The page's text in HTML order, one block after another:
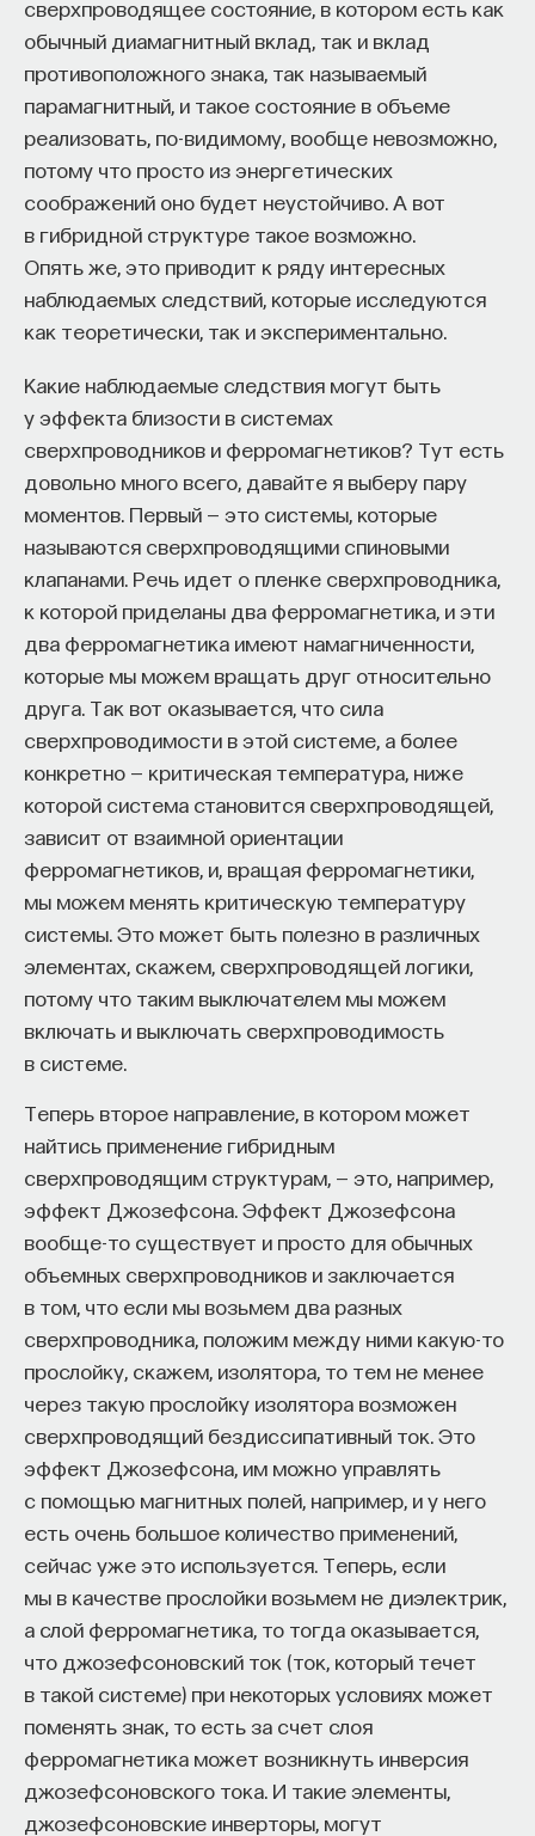
сверхпроводящее состояние, в котором есть как
обычный диамагнитный вклад, так и вклад
противоположного знака, так называемый
парамагнитный, и такое состояние в объеме
реализовать, по-видимому, вообще невозможно,
потому что просто из энергетических
соображений оно будет неустойчиво. А вот
в гибридной структуре такое возможно.
Опять же, это приводит к ряду интересных
наблюдаемых следствий, которые исследуются
как теоретически, так и экспериментально.
Какие наблюдаемые следствия могут быть
у эффекта близости в системах
сверхпроводников и ферромагнетиков? Тут есть
довольно много всего, давайте я выберу пару
моментов. Первый — это системы, которые
называются сверхпроводящими спиновыми
клапанами. Речь идет о пленке сверхпроводника,
к которой приделаны два ферромагнетика, и эти
два ферромагнетика имеют намагниченности,
которые мы можем вращать друг относительно
друга. Так вот оказывается, что сила
сверхпроводимости в этой системе, а более
конкретно — критическая температура, ниже
которой система становится сверхпроводящей,
зависит от взаимной ориентации
ферромагнетиков, и, вращая ферромагнетики,
мы можем менять критическую температуру
системы. Это может быть полезно в различных
элементах, скажем, сверхпроводящей логики,
потому что таким выключателем мы можем
включать и выключать сверхпроводимость
в системе.
Теперь второе направление, в котором может
найтись применение гибридным
сверхпроводящим структурам, — это, например,
эффект Джозефсона. Эффект Джозефсона
вообще-то существует и просто для обычных
объемных сверхпроводников и заключается
в том, что если мы возьмем два разных
сверхпроводника, положим между ними какую-то
прослойку, скажем, изолятора, то тем не менее
через такую прослойку изолятора возможен
сверхпроводящий бездиссипативный ток. Это
эффект Джозефсона, им можно управлять
с помощью магнитных полей, например, и у него
есть очень большое количество применений,
сейчас уже это используется. Теперь, если
мы в качестве прослойки возьмем не диэлектрик,
а слой ферромагнетика, то тогда оказывается,
что джозефсоновский ток (ток, который течет
в такой системе) при некоторых условиях может
поменять знак, то есть за счет слоя
ферромагнетика может возникнуть инверсия
джозефсоновского тока. И такие элементы,
джозефсоновские инверторы, могут